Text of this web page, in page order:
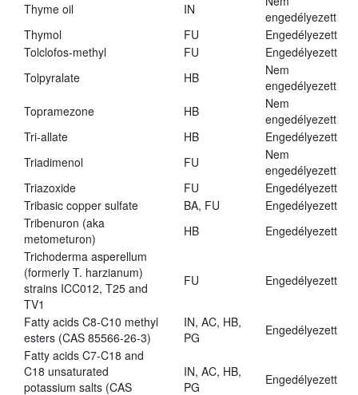
Thyme oil
IN
engedélyezett
Thymol
FU
Engedélyezett
Tolclofos-methyl
FU
Engedélyezett
Tolpyralate
HB
Nem
engedélyezett
Topramezone
HB
Nem
engedélyezett
Tri-allate
HB
Engedélyezett
Triadimenol
FU
Nem
engedélyezett
Triazoxide
FU
Engedélyezett
Tribasic copper sulfate
BA, FU
Engedélyezett
Tribenuron (aka
metometuron)
HB
Engedélyezett
Trichoderma asperellum
(formerly T. harzianum)
strains ICC012, T25 and
TV1
FU Engedélyezett
Fatty acids C8-C10 methyl
esters (CAS 85566-26-3)
IN, AC, HB,
PG
Engedélyezett
Fatty acids C7-C18 and
C18 unsaturated
potassium salts (CAS
IN, AC, HB,
PG
Engedélyezett